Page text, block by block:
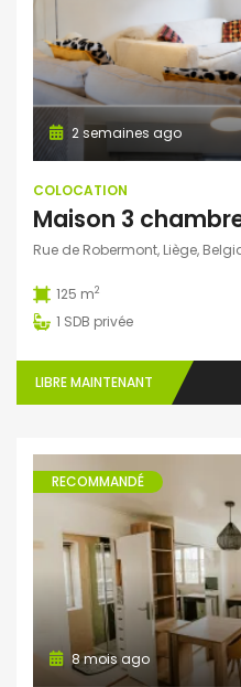
2 semaines ago
COLOCATION
Rue de Robermont, Liège,
125 m2
1 SDB privée
LIBRE MAINTENANT
RECOMMANDÉ
8 mois ago